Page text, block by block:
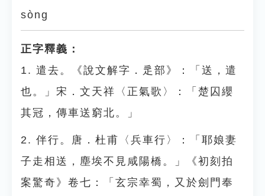
sòng
正字釋義：
1. 遣去。《說文解字．辵部》：「送，遣
也。」宋．文天祥〈正氣歌〉：「楚囚纓
其冠，傳車送窮北。」
2. 伴行。唐．杜甫〈兵車行〉：「耶娘妻
子走相送，塵埃不見咸陽橋。」《初刻拍
案驚奇》卷七：「玄宗幸蜀，又於劍門奉